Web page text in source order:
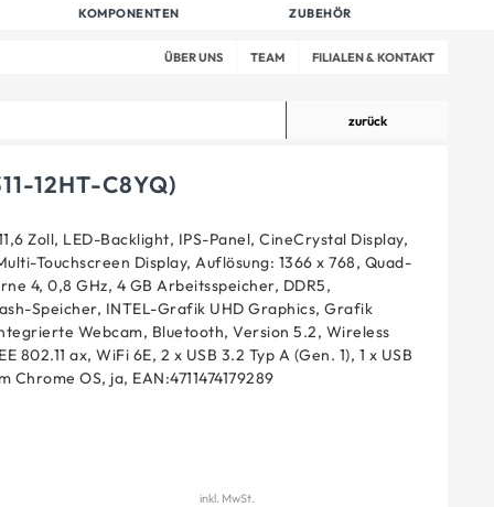
KOMPONENTEN ZUBEHÖR
ÜBER UNS TEAM FILIALEN & KONTAKT
zurück
12HT-C8YQ)
Zoll, LED-Backlight, IPS-Panel, CineCrystal Display,
Touchscreen Display, Auflösung: 1366 x 768, Quad-
4, 0,8 GHz, 4 GB Arbeitsspeicher, DDR5,
Speicher, INTEL-Grafik UHD Graphics, Grafik
Webcam, Bluetooth, Version 5.2, Wireless
802.11 ax, WiFi 6E, 2 x USB 3.2 Typ A (Gen. 1), 1 x USB
Chrome OS, ja, EAN:4711474179289
inkl. MwSt.